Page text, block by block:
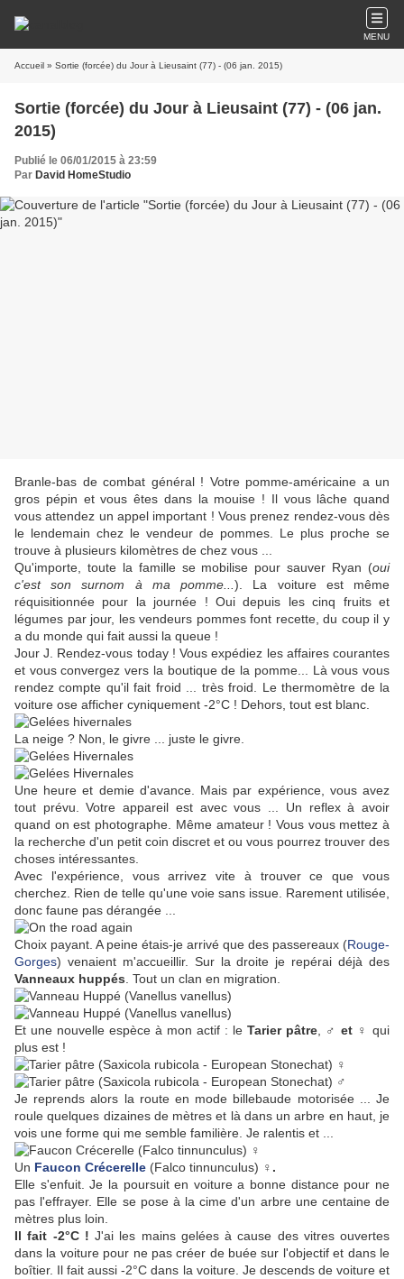
MENU
Accueil » Sortie (forcée) du Jour à Lieusaint (77) - (06 jan. 2015)
Sortie (forcée) du Jour à Lieusaint (77) - (06 jan.
2015)
Publié le 06/01/2015 à 23:59
Par David HomeStudio
Branle-bas de combat général ! Votre pomme-américaine a un
gros pépin et vous êtes dans la mouise ! Il vous lâche quand
vous attendez un appel important ! Vous prenez rendez-vous dès
le lendemain chez le vendeur de pommes. Le plus proche se
trouve à plusieurs kilomètres de chez vous ...
Qu'importe, toute la famille se mobilise pour sauver Ryan (oui
c'est son surnom à ma pomme...). La voiture est même
réquisitionnée pour la journée ! Oui depuis les cinq fruits et
légumes par jour, les vendeurs pommes font recette, du coup il y
a du monde qui fait aussi la queue !
Jour J. Rendez-vous today ! Vous expédiez les affaires courantes
et vous convergez vers la boutique de la pomme... Là vous vous
rendez compte qu'il fait froid ... très froid. Le thermomètre de la
voiture ose afficher cyniquement -2°C ! Dehors, tout est blanc.
La neige ? Non, le givre ... juste le givre.
Une heure et demie d'avance. Mais par expérience, vous avez
tout prévu. Votre appareil est avec vous ... Un reflex à avoir
quand on est photographe. Même amateur ! Vous vous mettez à
la recherche d'un petit coin discret et ou vous pourrez trouver des
choses intéressantes.
Avec l'expérience, vous arrivez vite à trouver ce que vous
cherchez. Rien de telle qu'une voie sans issue. Rarement utilisée,
donc faune pas dérangée ...
Choix payant. A peine étais-je arrivé que des passereaux (Rouge-
Gorges) venaient m'accueillir. Sur la droite je repérai déjà des
Vanneaux huppés . Tout un clan en migration.
Et une nouvelle espèce à mon actif : le Tarier pâtre ♂ et ♀ qui
plus est !
Je reprends alors la route en mode billebaude motorisée ... Je
roule quelques dizaines de mètres et là dans un arbre en haut, je
vois une forme qui me semble familière. Je ralentis et ...
Un Faucon Crécerelle (Falco tinnunculus) ♀.
Elle s'enfuit. Je la poursuit en voiture a bonne distance pour ne
pas l'effrayer. Elle se pose à la cime d'un arbre une centaine de
mètres plus loin.
Il fait -2°C ! J'ai les mains gelées à cause des vitres ouvertes
dans la voiture pour ne pas créer de buée sur l'objectif et dans le
boîtier. Il fait aussi -2°C dans la voiture. Je descends de voiture et